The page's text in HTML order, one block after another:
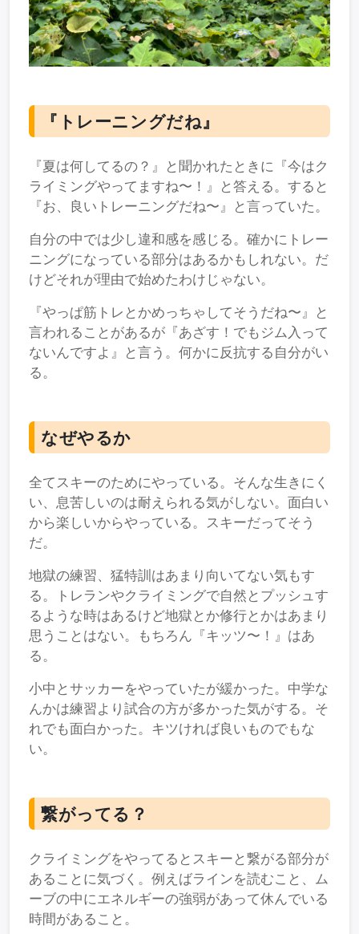
『トレーニングだね』
『夏は何してるの？』と聞かれたときに『今はク
ライミングやってますね〜！』と答える。すると
『お、良いトレーニングだね〜』と言っていた。
自分の中では少し違和感を感じる。確かにトレー
ニングになっている部分はあるかもしれない。だ
けどそれが理由で始めたわけじゃない。
『やっぱ筋トレとかめっちゃしてそうだね〜』と
言われることがあるが『あざす！でもジム入って
ないんですよ』と言う。何かに反抗する自分がい
る。
なぜやるか
全てスキーのためにやっている。そんな生きにく
い、息苦しいのは耐えられる気がしない。面白い
から楽しいからやっている。スキーだってそう
だ。
地獄の練習、猛特訓はあまり向いてない気もす
る。トレランやクライミングで自然とプッシュす
るような時はあるけど地獄とか修行とかはあまり
思うことはない。もちろん『キッツ〜！』はあ
る。
小中とサッカーをやっていたが緩かった。中学な
んかは練習より試合の方が多かった気がする。そ
れでも面白かった。キツければ良いものでもな
い。
繋がってる？
クライミングをやってるとスキーと繋がる部分が
あることに気づく。例えばラインを読むこと、ム
ーブの中にエネルギーの強弱があって休んでいる
時間があること。